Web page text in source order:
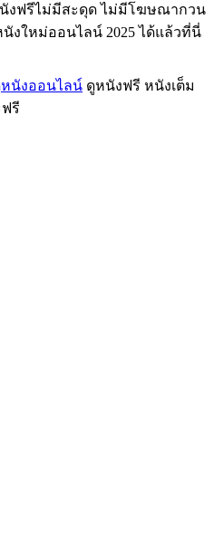
งฟรีไม่มีสะดุด ไม่มีโฆษณากวน
งใหม่ออนไลน์ 2025 ได้แล้วที่นี่
นังออนไลน์ ดูหนังฟรี หนังเต็ม
รี